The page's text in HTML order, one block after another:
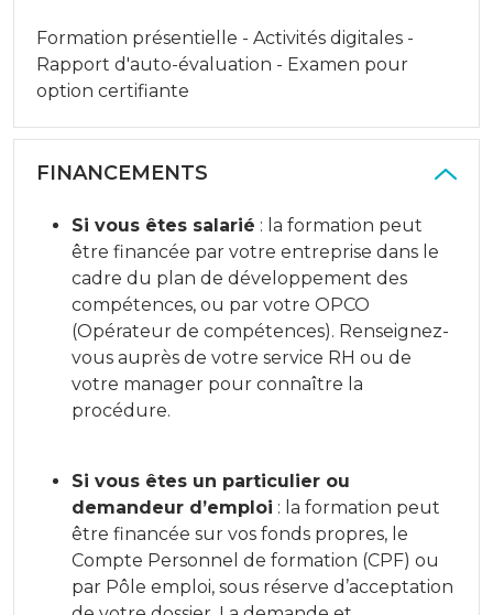
Formation présentielle - Activités digitales -
Rapport d'auto-évaluation - Examen pour
option certifiante
FINANCEMENTS
Si vous êtes salarié : la formation peut
être financée par votre entreprise dans le
cadre du plan de développement des
compétences, ou par votre OPCO
(Opérateur de compétences). Renseignez-
vous auprès de votre service RH ou de
votre manager pour connaître la
procédure.
Si vous êtes un particulier ou
demandeur d’emploi : la formation peut
être financée sur vos fonds propres, le
Compte Personnel de formation (CPF) ou
par Pôle emploi, sous réserve d’acceptation